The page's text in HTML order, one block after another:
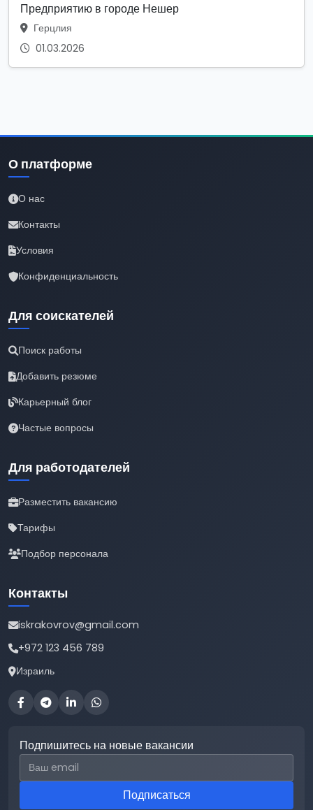
Предприятию в городе Нешер
Герцлия
01.03.2026
О платформе
О нас
Контакты
Условия
Конфиденциальность
Для соискателей
Поиск работы
Добавить резюме
Карьерный блог
Частые вопросы
Для работодателей
Разместить вакансию
Тарифы
Подбор персонала
Контакты
iskrakovrov@gmail.com
+972 123 456 789
Израиль
Подпишитесь на новые вакансии
Email для подписки
Подписаться